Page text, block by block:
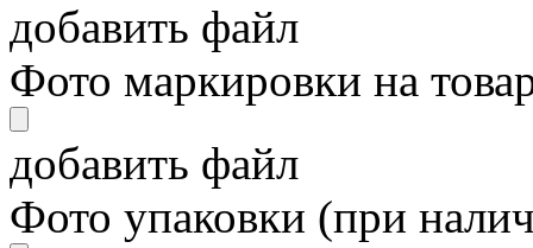
добавить файл
Фото маркировки на
добавить файл
Фото упаковки (при